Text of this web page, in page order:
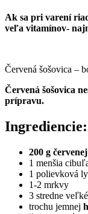
Ak sa pri varení
veľa vitamínov-
Červená šošovica –
Červená šošovica
prípravu.
Ingrediencie:
200 g
1 menšia
1 polievková
1-2 mrkvy
3 stredne
trochu jemnej